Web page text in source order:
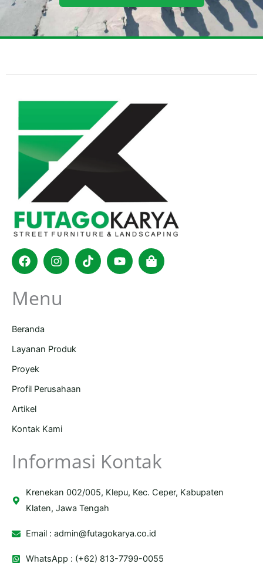
FacebookInstagram
TiktokYoutubeShopping-
bag
Menu
Beranda
Layanan Produk
Proyek
Profil Perusahaan
Artikel
Kontak Kami
Informasi Kontak
Krenekan 002/005, Klepu, Kec. Ceper, Kabupaten
Klaten, Jawa Tengah
Email :admin@futagokarya.co.id
WhatsApp : (+62) 813-7799-0055